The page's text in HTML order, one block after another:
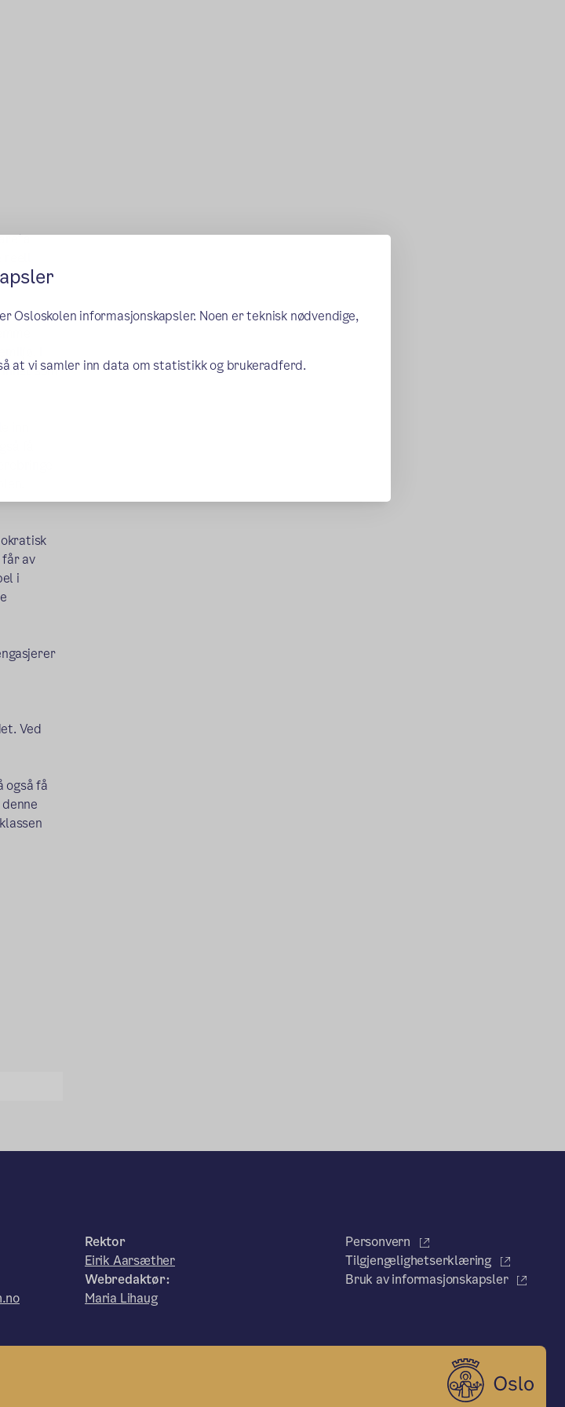
informasjonskapsler. Noen er teknisk nødvendige,
at vi samler inn data om statistikk og brukeradferd.
I
som
få
av
i
Ved
også få
Rektor
Eirik Aarsæther
Webredaktør:
Maria Lihaug
Personvern
Tilgjengelighetserklæring
Bruk av informasjonskapsler